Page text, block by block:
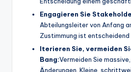
Engagieren Sie
Abteilungsleiter von Anfang
Zustimmung ist entscheidend
Iterieren Sie, vermeiden
Bang:Vermeiden Sie
Änderungen. Kleine,